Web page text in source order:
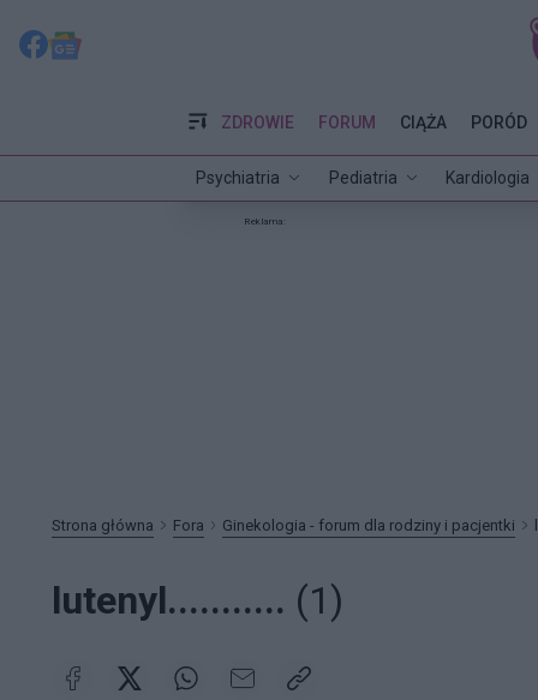
ZDROWIE
Psychiatria Pediatria Kardiologia
FORUM CIĄŻA PORÓD
Reklama:
Strona główna Fora Ginekologia - forum dla rodziny i pacjentki
lutenyl........... (1)